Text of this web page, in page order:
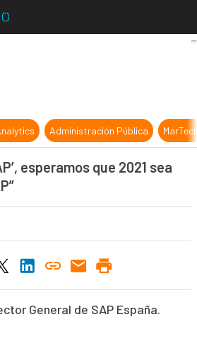
“Con ‘Rise with SAP’, esperamos
Administración Pública
esperamos que 2021 sea
General de SAP España.